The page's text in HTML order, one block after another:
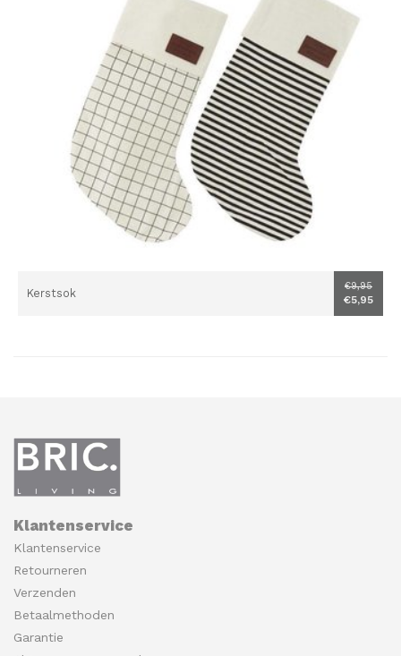
Kerstsok
€9,95
€5,95
Klantenservice
Klantenservice
Retourneren
Verzenden
Betaalmethoden
Garantie